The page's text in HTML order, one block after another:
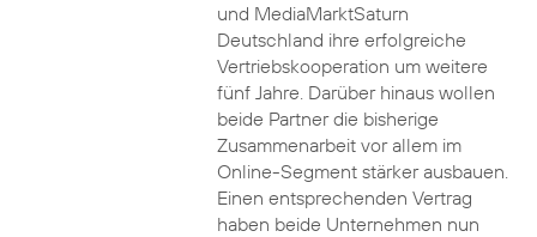
und MediaMarktSaturn
Deutschland ihre erfolgreiche
Vertriebskooperation um weitere
fünf Jahre. Darüber hinaus wollen
beide Partner die bisherige
Zusammenarbeit vor allem im
Online-Segment stärker ausbauen.
Einen entsprechenden Vertrag
haben beide Unternehmen nun